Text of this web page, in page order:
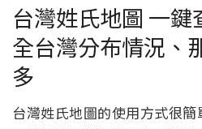
台灣姓氏地圖 一
全台灣分布情況、
多
台灣姓氏地圖的使用方式很